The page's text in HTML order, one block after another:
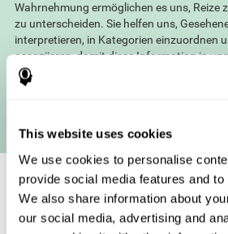
This website uses cookies
We use cookies to personalise
provide social media features and
We also share information about
our social media, advertising and
Wahrnehmung ermöglichen es uns, Reize
zu unterscheiden. Sie helfen uns,
interpretieren, in Kategorien einzuordnen
assoziieren, damit diese Information in
aufgenommen werden kann. Wenn diese
korrekt funktionieren, sind wir fähig,
unterscheiden.